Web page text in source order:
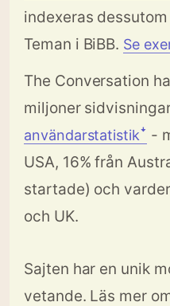
indexeras
Teman i BiBB. Se
The Conversation
miljoner
användarstatistikꜜ -
USA, 16% från
startade) och
och UK.
Sajten har en unik
vetande. Läs mer